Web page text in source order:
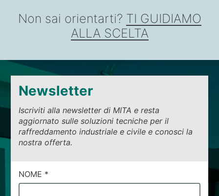
Non sai orientarti? TI GUIDIAMO
ALLA SCELTA
Newsletter
Iscriviti alla newsletter di MITA e resta
aggiornato sulle soluzioni tecniche per il
raffreddamento industriale e civile e conosci la
nostra offerta.
CAMPI
DI
NOME *